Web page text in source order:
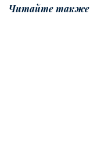
Читайте также